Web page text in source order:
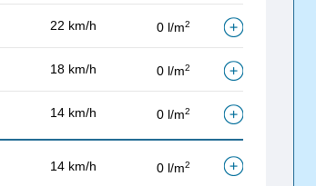
22 km/h 0 l/m2
18 km/h 0 l/m2
14 km/h 0 l/m2
14 km/h 0 l/m2